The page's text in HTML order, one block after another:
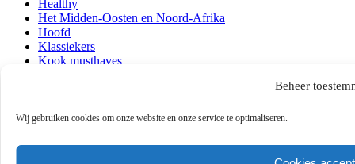
Beheer
Wij gebruiken cookies om onze website en onze service te optimaliseren.
Healthy
Het Midden-Oosten en Noord-Afrika
Hoofd
Klassiekers
Kook musthaves
Over mij
Quick & Easy